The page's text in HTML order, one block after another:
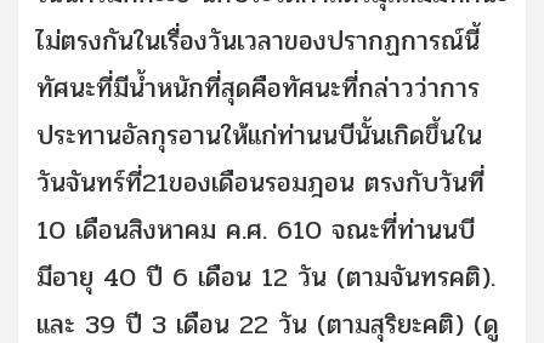
ไม่ตรงกันในเรื่องวันเวลาของปรากฏการณ์นี้
ทัศนะที่มีน้ำหนักที่สุดคือทัศนะที่กล่าวว่าการ
ประทานอัลกุรอานให้แก่ท่านนบีนั้นเกิดขึ้นใน
วันจันทร์ที่21ของเดือนรอมฎอน ตรงกับวันที่
10 เดือนสิงหาคม ค.ศ. 610 จณะที่ท่านนบี
มีอายุ 40 ปี 6 เดือน 12 วัน (ตามจันทรคติ).
และ 39 ปี 3 เดือน 22 วัน (ตามสุริยะคติ) (ดู